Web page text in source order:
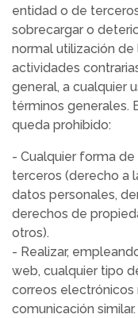
entidad o de
sobrecargar o
normal utilización de
actividades
general, a cualquier
términos generales.
queda prohibido:
- Cualquier forma
terceros (derecho a
datos personales,
derechos de
otros).
- Realizar,
web, cualquier tipo
correos electrónicos
comunicación similar.